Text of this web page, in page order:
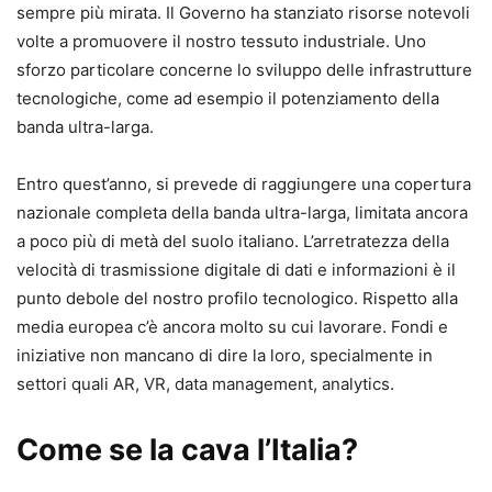
sempre più mirata. Il Governo ha stanziato risorse notevoli
volte a promuovere il nostro tessuto industriale. Uno
sforzo particolare concerne lo sviluppo delle infrastrutture
tecnologiche, come ad esempio il potenziamento della
banda ultra-larga.
Entro quest’anno, si prevede di raggiungere una copertura
nazionale completa della banda ultra-larga, limitata ancora
a poco più di metà del suolo italiano. L’arretratezza della
velocità di trasmissione digitale di dati e informazioni è il
punto debole del nostro profilo tecnologico. Rispetto alla
media europea c’è ancora molto su cui lavorare. Fondi e
iniziative non mancano di dire la loro, specialmente in
settori quali AR, VR, data management, analytics.
Come se la cava l’Italia?